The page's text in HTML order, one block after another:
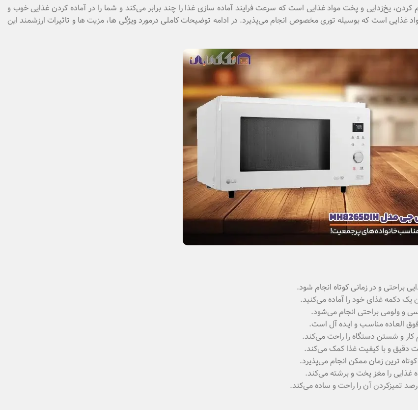
کردن، یخ‌زدایی و پخت مواد غذایی است که سرعت فرایند آماده سازی غذا را چند برابر می‌کند و شما را در آماده کردن غذایی خوب و
است که بوسیله توری مخصوص انجام می‌پذیرد. در ادامه توضیحات کاملی درمورد ویژگی ها، مزیت ها و تاثیرات ارزشمند این
و ولومی براحتی انجام می‌شود.
کار و شستن دستگاه را راحت می‌کند.
ترین زمان ممکن انجام می‌پذیرد.
غذایی را مغز پخت و برشته می‌کند.